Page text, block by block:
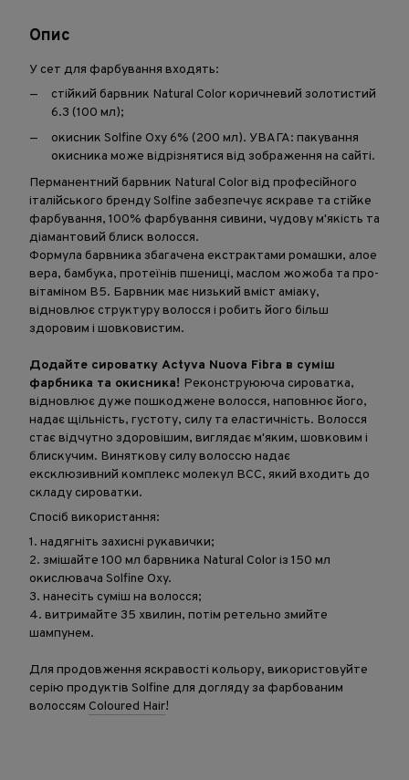
Опис
У сет для фарбування входять:
стійкий барвник Natural Color коричневий золотистий
6.3 (100 мл);
окисник Solfine Oxy 6% (200 мл). УВАГА: пакування
окисника може відрізнятися від зображення на сайті.
Перманентний барвник Natural Color від професійного
італійського бренду Solfine забезпечує яскраве та стійке
фарбування, 100% фарбування сивини, чудову м'якість та
діамантовий блиск волосся.
Формула барвника збагачена екстрактами ромашки, алое
вера, бамбука, протеїнів пшениці, маслом жожоба та про-
вітаміном В5. Барвник має низький вміст аміаку,
відновлює структуру волосся і робить його більш
здоровим і шовковистим.
Додайте сироватку Actyva Nuova Fibra в суміш
фарбника та окисника! Реконструююча сироватка,
відновлює дуже пошкоджене волосся, наповнює його,
надає щільність, густоту, силу та еластичність. Волосся
стає відчутно здоровішим, виглядає м'яким, шовковим і
блискучим. Виняткову силу волоссю надає
ексклюзивний комплекс молекул BCC, який входить до
складу сироватки.
Спосіб використання:
1. надягніть захисні рукавички;
2. змішайте 100 мл барвника Natural Color із 150 мл
окислювача Solfine Oxy.
3. нанесіть суміш на волосся;
4. витримайте 35 хвилин, потім ретельно змийте
шампунем.
Для продовження яскравості кольору, використовуйте
серію продуктів Solfine для догляду за фарбованим
волоссям Coloured Hair!